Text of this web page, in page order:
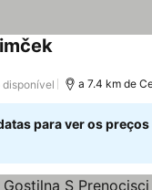
disponível a 7.4 km de
para ver os preços